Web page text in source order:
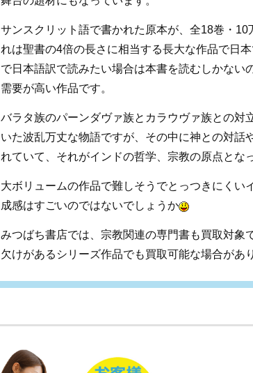
サンスクリット語で書かれた原本が、全18巻・
れは聖書の4倍の長さに相当する長大な作品で日
で日本語訳で読みたい場合は本書を読むしかない
需要が高い作品です。
バラタ族のパーンダヴァ族とカラウヴァ族との対
いた波乱万丈な物語ですが、その中に神との対話
れていて、それがインドの哲学、宗教の原点とな
大ボリュームの作品で難しそうでとっつきにくい
成感はすごいのではないでしょうか
みつばち書店では、宗教関連の専門書も買取対象
欠けがあるシリーズ作品でも買取可能な場合があ